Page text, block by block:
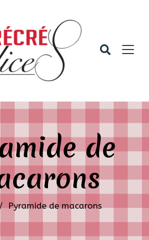
de
Pyramide de macarons